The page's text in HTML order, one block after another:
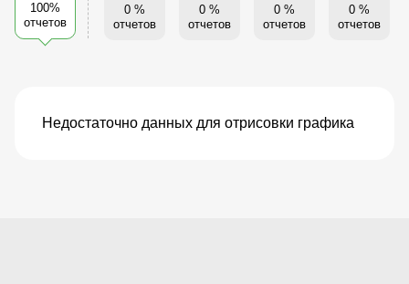
100%
отчетов
0 %
отчетов
0 %
отчетов
0 %
отчетов
0 %
отчетов
Недостаточно данных для отрисовки графика